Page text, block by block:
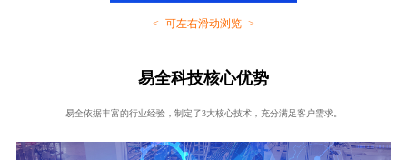
<- 可左右滑动浏览 ->
易全科技核心优势
易全依据丰富的行业经验，制定了3大核心技术，充分满足客户需求。